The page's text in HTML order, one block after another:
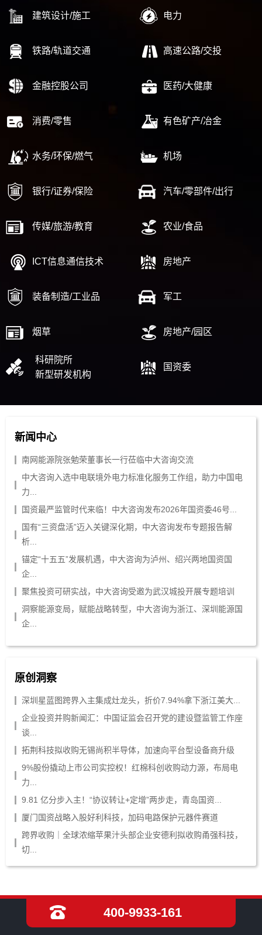
建筑设计/施工 电力
铁路/轨道交通 高速公路/交投
金融控股公司 医药/大健康
消费/零售 有色矿产/冶金
水务/环保/燃气 机场
银行/证券/保险 汽车/零部件/出行
传媒/旅游/教育 农业/食品
ICT信息通信技术 房地产
装备制造/工业品 军工
烟草 房地产/园区
科研院所
新型研发机构
国资委
新闻中心
南网能源院张勉荣董事长一行莅临中大咨询交流
中大咨询入选中电联境外电力标准化服务工作组，助力中国电
力...
国资最严监管时代来临！中大咨询发布2026年国资委46号...
国有“三资盘活”迈入关键深化期，中大咨询发布专题报告解
析...
锚定“十五五”发展机遇，中大咨询为泸州、绍兴两地国资国
企...
聚焦投资可研实战，中大咨询受邀为武汉城投开展专题培训
洞察能源变局，赋能战略转型，中大咨询为浙江、深圳能源国
企...
原创洞察
深圳星蓝图跨界入主集成灶龙头，折价7.94%拿下浙江美大...
企业投资并购新闻汇：中国证监会召开党的建设暨监管工作座
谈...
拓荆科技拟收购无锡尚积半导体，加速向平台型设备商升级
9%股份撬动上市公司实控权！红棉科创收购动力源，布局电
力...
9.81 亿分步入主！“协议转让+定增”两步走，青岛国资...
厦门国资战略入股好利科技，加码电路保护元器件赛道
跨界收购｜全球浓缩苹果汁头部企业安德利拟收购甬强科技，
切...
400-9933-161